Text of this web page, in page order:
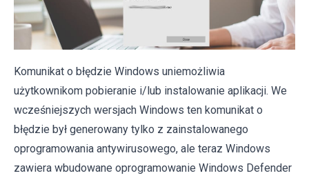
Komunikat o błędzie Windows uniemożliwia
użytkownikom pobieranie i/lub instalowanie aplikacji. We
wcześniejszych wersjach Windows ten komunikat o
błędzie był generowany tylko z zainstalowanego
oprogramowania antywirusowego, ale teraz Windows
zawiera wbudowane oprogramowanie Windows Defender